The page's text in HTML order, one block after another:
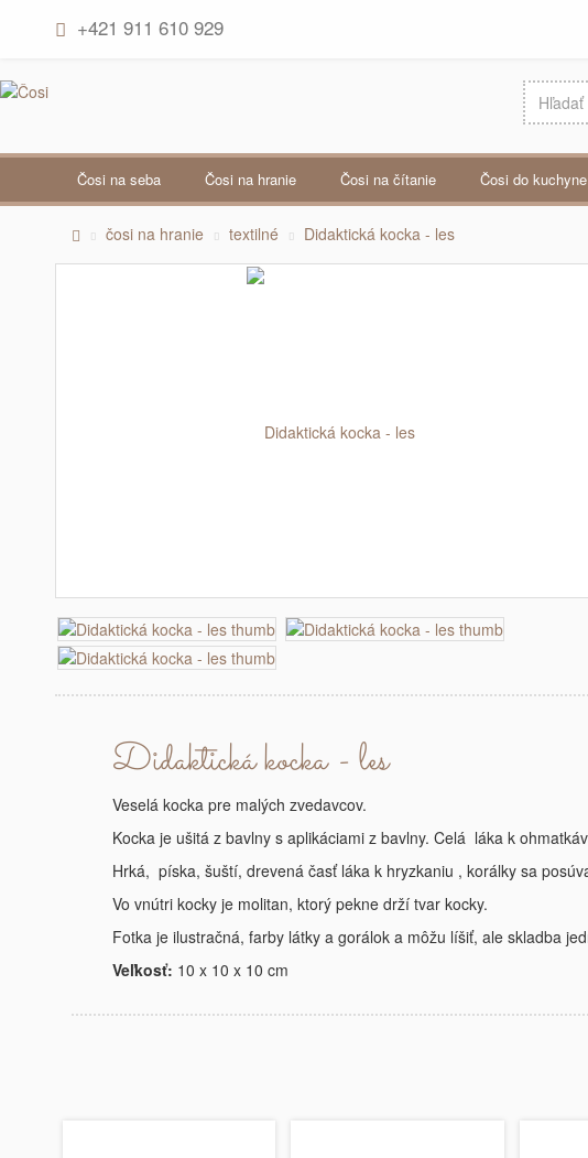
+421 911 610 929
čosi na seba čosi na hranie čosi na čítanie čosi do kuchyne
čosi na hranie textilné Didaktická kocka - les
Didaktická kocka - les
Veselá kocka pre malých zvedavcov.
Kocka je ušitá z bavlny s aplikáciami z bavlny. Celá láka k
Hrká, píska, šuští, drevená časť láka k hryzkaniu , korálky sa
Vo vnútri kocky je molitan, ktorý pekne drží tvar kocky.
Fotka je ilustračná, farby látky a gorálok a môžu líšiť, ale skladba
Veľkosť: 10 x 10 x 10 cm